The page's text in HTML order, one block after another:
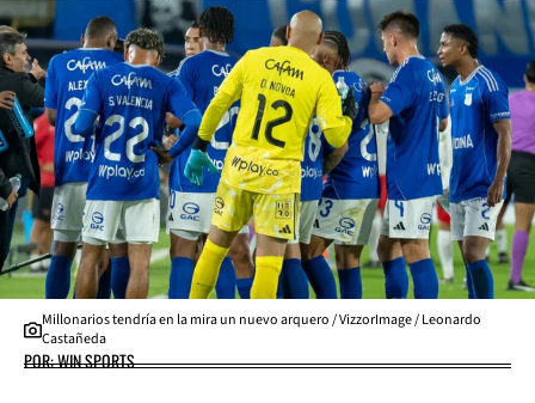
Millonarios tendría en la mira un nuevo arquero / VizzorImage / Leonardo
Castañeda
POR: WIN SPORTS